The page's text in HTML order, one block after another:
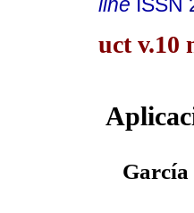
uct v.10
García